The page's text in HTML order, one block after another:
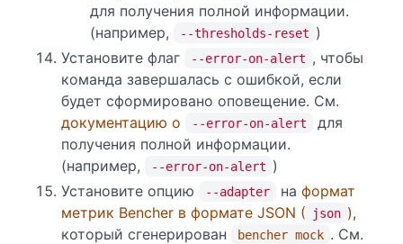
для получения полной информации.
(например,
--thresholds-reset )
Установите флаг
--error-on-alert , чтобы
команда завершалась с ошибкой, если
будет сформировано оповещение. См.
документацию о
--error-on-alert
для
получения полной информации.
(например,
--error-on-alert )
Установите опцию
--adapter на формат
метрик Bencher в формате JSON (
json ),
который сгенерирован
bencher mock . См.